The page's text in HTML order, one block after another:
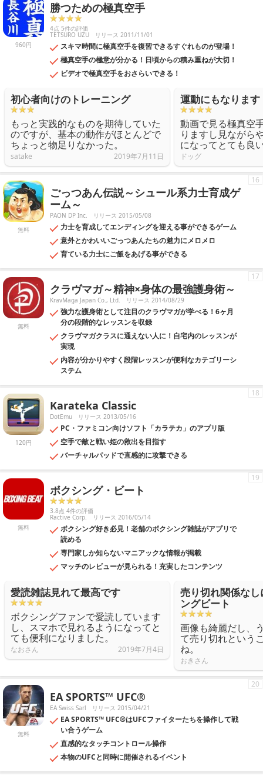
960円
勝つための極真空手
4点 5件の評価
TETSURO UZU リリース 2011/11/01
スキマ時間に極真空手を復習できるすぐれものが登場！
極真空手の極意が分かる！日頃からの積み重ねが大切！
ビデオで極真空手をおさらいできる！
初心者向けのトレーニング
もっと実践的なものを期待していた
のですが、基本の動作がほとんどで
ちょっと物足りなかった。
satake 2019年7月11日
運動にもなります
動画で見る極真空
りますし見ながら
になってとても良
ドッグ
無料
ごっつあん伝説～シュール系力士育成ゲ
ーム～
PAON DP Inc. リリース 2015/05/08
力士を育成してエンディングを迎える事ができるゲーム
意外とかわいいごっつあんたちの魅力にメロメロ
育ている力士にご飯をあげる事ができる
16
無料
クラヴマガ～精神×身体の最強護身術～
KravMaga Japan Co., Ltd. リリース 2014/08/29
強力な護身術として注目のクラヴマガが学べる！6ヶ月
分の段階的なレッスンを収録
クラヴマガクラスに通えない人に！自宅内のレッスンが
実現
内容が分かりやすく段階レッスンが便利なカテゴリーシ
ステム
17
120円
Karateka Classic
DotEmu リリース 2013/05/16
PC・ファミコン向けソフト「カラテカ」のアプリ版
空手で敵と戦い姫の救出を目指す
バーチャルパッドで直感的に攻撃できる
18
無料
ボクシング・ビート
3.8点 4件の評価
Ractive Corp. リリース 2016/05/14
ボクシング好き必見！老舗のボクシング雑誌がアプリで
読める
専門家しか知らないマニアックな情報が掲載
マッチのレビューが見られる！充実したコンテンツ
19
愛読雑誌見れて最高です
ボクシングファンで愛読しています
し、スマホで見れるようになってと
ても便利になりました。
なおさん 2019年7月4日
売り切れ関係な
ングビート
画像も綺麗だし、
て売り切れという
ね。
おきさん
無料
EA SPORTS™ UFC®
EA Swiss Sarl リリース 2015/04/21
EA SPORTS™ UFC®はUFCファイターたちを操作して戦
い合うゲーム
直感的なタッチコントロール操作
本物のUFCと同時に開催されるイベント
20